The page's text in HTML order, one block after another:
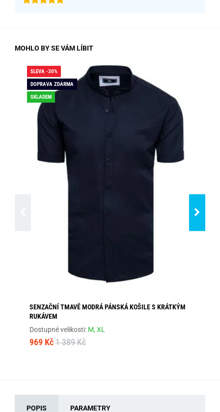
MOHLO BY SE VÁM LÍBIT
SLEVA -30%
DOPRAVA ZDARMA
SKLADEM
SENZAČNÍ TMAVĚ MODRÁ PÁNSKÁ KOŠILE S KRÁTKÝM
RUKÁVEM
Dostupné velikosti: M,XL
969 Kč 1 389 Kč
POPIS PARAMETRY